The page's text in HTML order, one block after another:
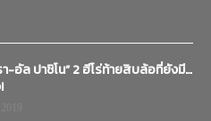
า-อัล ปาชิโน” 2 ฮีโร่ท้ายสิบล้อที่ยังมี…